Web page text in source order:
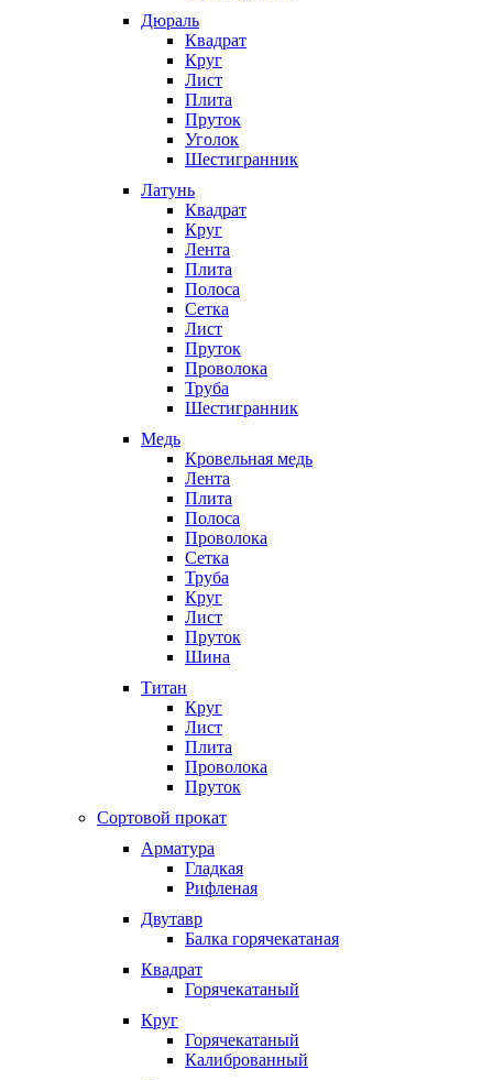
Дюраль
Квадрат
Круг
Лист
Плита
Пруток
Уголок
Шестигранник
Латунь
Квадрат
Круг
Лента
Плита
Полоса
Сетка
Лист
Пруток
Проволока
Труба
Шестигранник
Медь
Кровельная медь
Лента
Плита
Полоса
Проволока
Сетка
Труба
Круг
Лист
Пруток
Шина
Титан
Круг
Лист
Плита
Проволока
Пруток
Сортовой прокат
Арматура
Гладкая
Рифленая
Двутавр
Балка горячекатаная
Квадрат
Горячекатаный
Круг
Горячекатаный
Калиброванный